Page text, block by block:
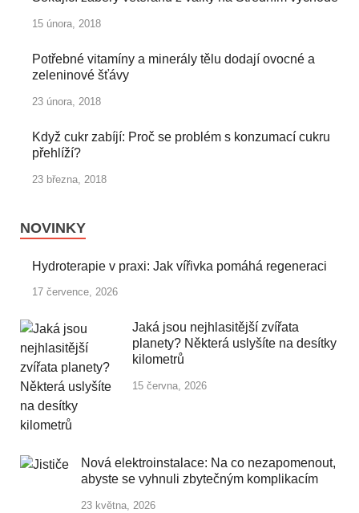
15 února, 2018
Potřebné vitamíny a minerály tělu dodají ovocné a
zeleninové šťávy
23 února, 2018
Když cukr zabíjí: Proč se problém s konzumací cukru
přehlíží?
23 března, 2018
NOVINKY
Hydroterapie v praxi: Jak vířivka pomáhá regeneraci
17 července, 2026
Jaká jsou nejhlasitější zvířata
planety? Některá uslyšíte na desítky
kilometrů
15 června, 2026
Nová elektroinstalace: Na co nezapomenout,
abyste se vyhnuli zbytečným komplikacím
23 května, 2026